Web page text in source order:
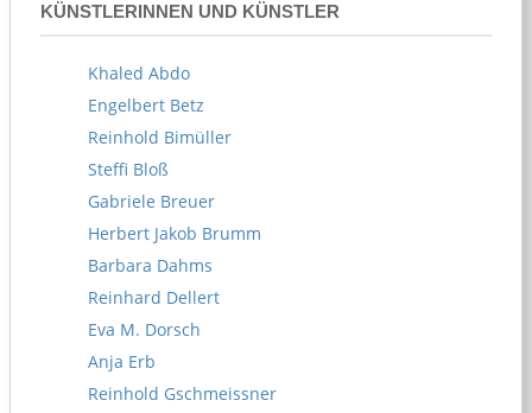
KÜNSTLERINNEN UND KÜNSTLER
Khaled Abdo
Engelbert Betz
Reinhold Bimüller
Steffi Bloß
Gabriele Breuer
Herbert Jakob Brumm
Barbara Dahms
Reinhard Dellert
Eva M. Dorsch
Anja Erb
Reinhold Gschmeissner